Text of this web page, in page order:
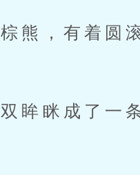
，有着圆滚
眯成了一条